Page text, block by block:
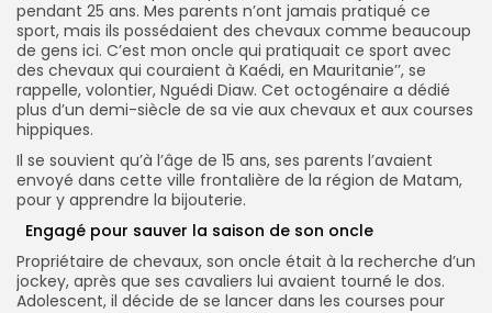
pendant 25 ans. Mes parents n’ont jamais pratiqué ce
sport, mais ils possédaient des chevaux comme beaucoup
de gens ici. C’est mon oncle qui pratiquait ce sport avec
des chevaux qui couraient à Kaédi, en Mauritanie’’, se
rappelle, volontier, Nguédi Diaw. Cet octogénaire a dédié
plus d’un demi-siècle de sa vie aux chevaux et aux courses
hippiques.
Il se souvient qu’à l’âge de 15 ans, ses parents l’avaient
envoyé dans cette ville frontalière de la région de Matam,
pour y apprendre la bijouterie.
Engagé pour sauver la saison de son oncle
Propriétaire de chevaux, son oncle était à la recherche d’un
jockey, après que ses cavaliers lui avaient tourné le dos.
Adolescent, il décide de se lancer dans les courses pour